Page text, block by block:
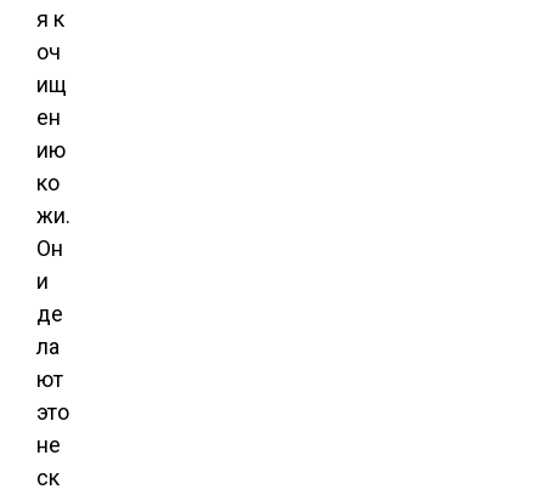
я к
оч
ищ
ен
ию
ко
жи.
Он
и
де
ла
ют
это
не
ск